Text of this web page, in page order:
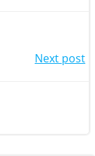
Next post